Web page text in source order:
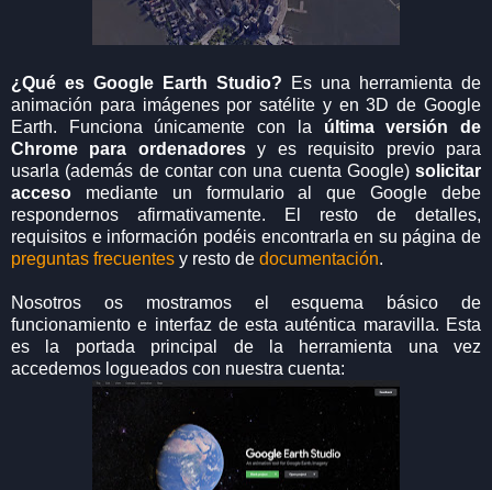
¿Qué es Google Earth Studio?
Es una herramienta de
animación para imágenes por satélite y en 3D de Google
Earth. Funciona únicamente con la última versión de
Chrome para ordenadoresy es requisito previo para
usarla (además de contar con una cuenta Google) solicitar
acceso mediante un formulario al que Google debe
respondernos afirmativamente. El resto de detalles,
requisitos e información podéis encontrarla en su página de
preguntas frecuentes y resto de documentación.
Nosotros os mostramos el esquema básico de
funcionamiento e interfaz de esta auténtica maravilla. Esta
es la portada principal de la herramienta una vez
accedemos logueados con nuestra cuenta: